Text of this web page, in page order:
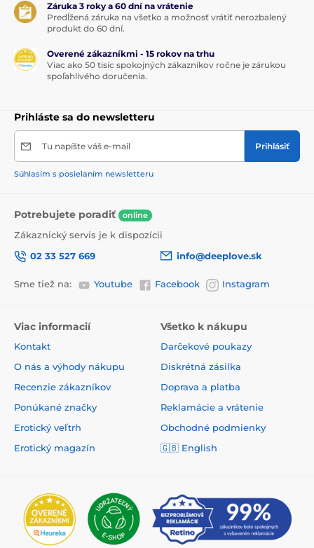
Záruka 3 roky a 60 dní na vrátenie
Predĺžená záruka na všetko a možnosť vrátiť nerozbalený
produkt do 60 dní.
Overené zákazníkmi - 15 rokov na trhu
Viac ako 50 tisíc spokojných zákazníkov ročne je zárukou
spoľahlivého doručenia.
Prihláste sa do newsletteru
Tu napíšte váš e-mail Prihlásiť
Súhlasím s posielaním newsletteru
Potrebujete poradiť online
Zákaznický servis je k dispozícii
02 33 527 669
info@deeplove.sk
Sme tiež na: Youtube Facebook Instagram
Viac informacií
Kontakt
O nás a výhody nákupu
Recenzie zákazníkov
Ponúkané značky
Erotický veľtrh
Erotický magazín
Všetko k nákupu
Darčekové poukazy
Diskrétná zásilka
Doprava a platba
Reklamácie a vrátenie
Obchodné podmienky
🇬🇧 English